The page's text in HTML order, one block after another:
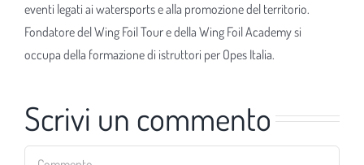
eventi legati ai watersports e alla promozione del territorio.
Fondatore del Wing Foil Tour e della Wing Foil Academy si
occupa della formazione di istruttori per Opes Italia.
Scrivi un commento
Commento